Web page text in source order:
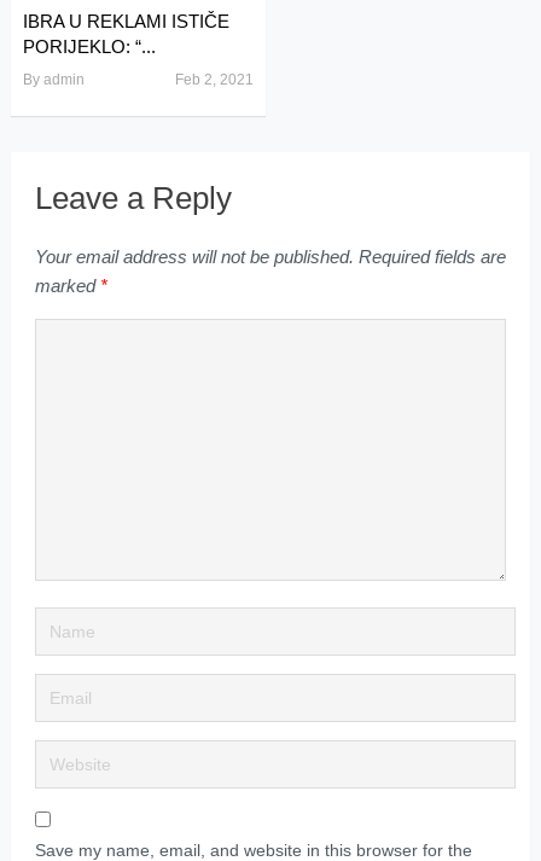
IBRA U REKLAMI ISTIČE
PORIJEKLO: “...
By admin Feb 2, 2021
Leave a Reply
Your email address will not be published. Required fields are
marked *
Save my name, email, and website in this browser for the